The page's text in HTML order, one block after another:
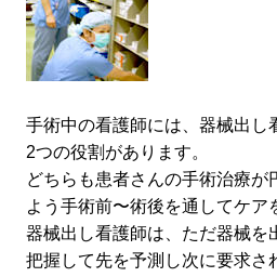
手術中の看護師には、器械出し
2つの役割があります。
どちらも患者さんの手術治療が
よう手術前〜術後を通してケア
器械出し看護師は、ただ器械を
把握して先を予測し次に要求さ